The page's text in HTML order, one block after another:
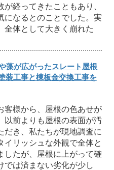
経ってきたこともあり、
になるとのことでした。実
全体として大きく崩れた
藻が広がったスレート屋根
装工事と棟板金交換工事を
客様から、屋根の色あせが
以前よりも屋根の表面が汚
だき、私たちが現地調査に
イリッシュな外観で全体と
したが、屋根に上がって確
では済まない劣化が少し